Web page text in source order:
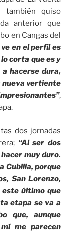
también quiso
anterior que
en Cangas del
ve en el perfil es
corta que es y
hacerse dura,
nueva vertiente
,
dos jornadas
“Al ser dos
muy duro.
Cubilla, porque
San Lorenzo,
último que
etapa se va a
que, aunque
me parecen